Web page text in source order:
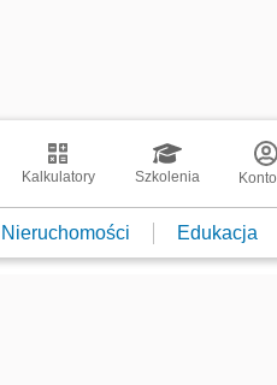
Kalkulatory Szkolenia Konto
Nieruchomości Edukacja